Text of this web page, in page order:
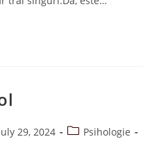
29, 2024
PostPsihologie